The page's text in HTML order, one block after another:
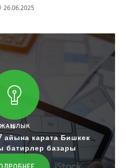
26.06.2025
ЖАҢЫЛЫК
карата Бишкек
батирлер базары